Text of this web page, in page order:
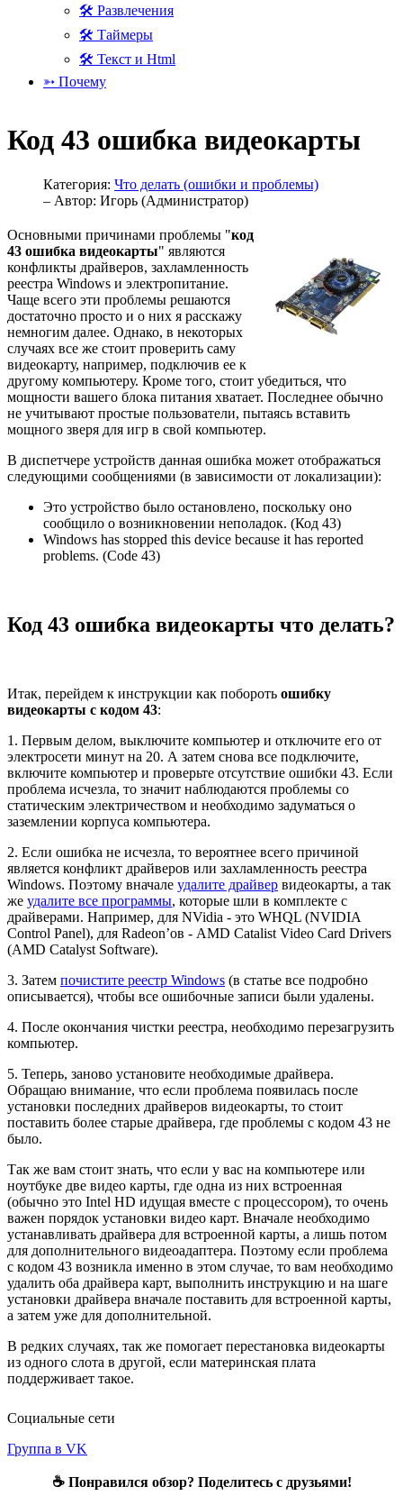
🛠 Развлечения
🛠 Таймеры
🛠 Текст и Html
➳ Почему
Код 43 ошибка видеокарты
Категория: Что делать (ошибки и проблемы)
– Автор: Игорь (Администратор)
Основными причинами проблемы "код
43 ошибка видеокарты" являются
конфликты драйверов, захламленность
реестра Windows и электропитание.
Чаще всего эти проблемы решаются
достаточно просто и о них я расскажу
немногим далее. Однако, в некоторых
случаях все же стоит проверить саму
видеокарту, например, подключив ее к
другому компьютеру. Кроме того, стоит убедиться, что
мощности вашего блока питания хватает. Последнее обычно
не учитывают простые пользователи, пытаясь вставить
мощного зверя для игр в свой компьютер.
В диспетчере устройств данная ошибка может отображаться
следующими сообщениями (в зависимости от локализации):
Это устройство было остановлено, поскольку оно
сообщило о возникновении неполадок. (Код 43)
Windows has stopped this device because it has reported
problems. (Code 43)
Код 43 ошибка видеокарты что делать?
Итак, перейдем к инструкции как побороть ошибку
видеокарты с кодом 43:
1. Первым делом, выключите компьютер и отключите его от
электросети минут на 20. А затем снова все подключите,
включите компьютер и проверьте отсутствие ошибки 43. Если
проблема исчезла, то значит наблюдаются проблемы со
статическим электричеством и необходимо задуматься о
заземлении корпуса компьютера.
2. Если ошибка не исчезла, то вероятнее всего причиной
является конфликт драйверов или захламленность реестра
Windows. Поэтому вначале удалите драйвер видеокарты, а так
же удалите все программы, которые шли в комплекте с
драйверами. Например, для NVidia - это WHQL (NVIDIA
Control Panel), для Radeon’ов - AMD Catalist Video Card Drivers
(AMD Catalyst Software).
3. Затем почистите реестр Windows (в статье все подробно
описывается), чтобы все ошибочные записи были удалены.
4. После окончания чистки реестра, необходимо перезагрузить
компьютер.
5. Теперь, заново установите необходимые драйвера.
Обращаю внимание, что если проблема появилась после
установки последних драйверов видеокарты, то стоит
поставить более старые драйвера, где проблемы с кодом 43 не
было.
Так же вам стоит знать, что если у вас на компьютере или
ноутбуке две видео карты, где одна из них встроенная
(обычно это Intel HD идущая вместе с процессором), то очень
важен порядок установки видео карт. Вначале необходимо
устанавливать драйвера для встроенной карты, а лишь потом
для дополнительного видеоадаптера. Поэтому если проблема
с кодом 43 возникла именно в этом случае, то вам необходимо
удалить оба драйвера карт, выполнить инструкцию и на шаге
установки драйвера вначале поставить для встроенной карты,
а затем уже для дополнительной.
В редких случаях, так же помогает перестановка видеокарты
из одного слота в другой, если материнская плата
поддерживает такое.
Социальные сети
Группа в VK
☕ Понравился обзор? Поделитесь с друзьями!